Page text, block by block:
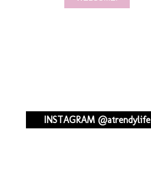
INSTAGRAM @atrendylife